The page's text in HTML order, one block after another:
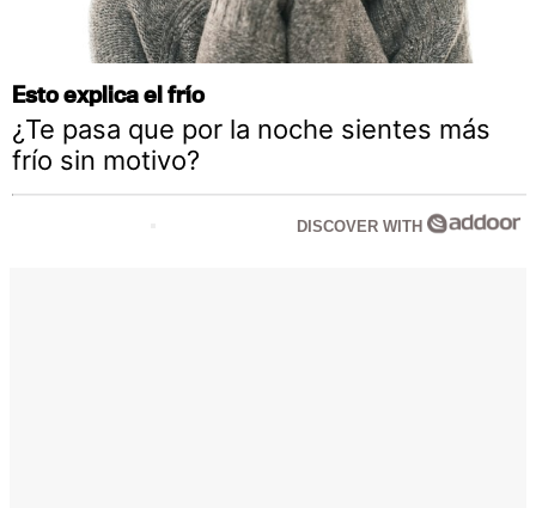
Esto explica el frío
¿Te pasa que por la noche sientes más
frío sin motivo?
DISCOVER WITH